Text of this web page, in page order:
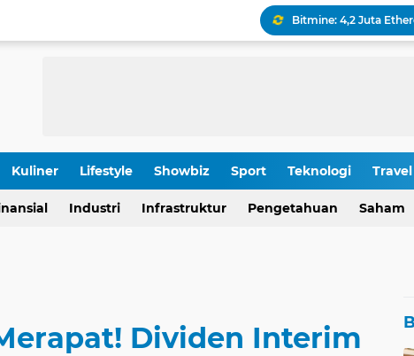
Keamanan Produksi
OJK Ungkap Detail
Rp 196,9 Triliun:
Kuliner Lifestyle Showbiz Sport Teknologi Travel
Industri Infrastruktur Pengetahuan Saham
Dividen Interim